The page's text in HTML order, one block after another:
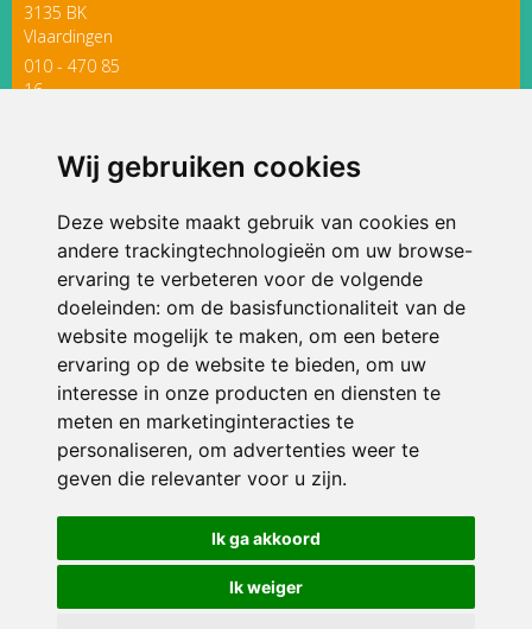
Wij gebruiken cookies
Deze website maakt gebruik van cookies en
andere trackingtechnologieën om uw browse-
ervaring te verbeteren voor de volgende
doeleinden: om de basisfunctionaliteit van de
website mogelijk te maken, om een betere
ervaring op de website te bieden, om uw
interesse in onze producten en diensten te
meten en marketinginteracties te
personaliseren, om advertenties weer te
geven die relevanter voor u zijn.
Ik ga akkoord
Ik weiger
3135 BK
Vlaardingen
010 - 470 85
16
ONDERDEEL VAN
© 2026 Avonturijn | Alle rechten voorbehouden
Privacy policy|Disclaimer| Klachtenregeling|RSIN en Anbi
voorkeuren
Crealisatie The MindOffice